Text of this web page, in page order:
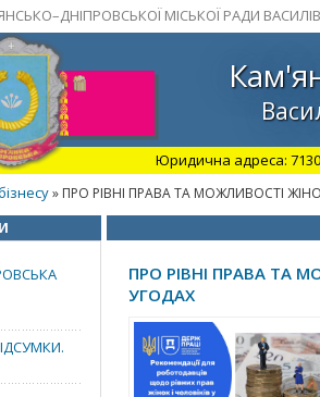
МІСЬКОЇ РАДИ
Юридична адреса:
» ПРО РІВНІ ПРАВА ТА МОЖЛИВОСТІ
ПРО РІВНІ ПРАВА ТА
УГОДАХ